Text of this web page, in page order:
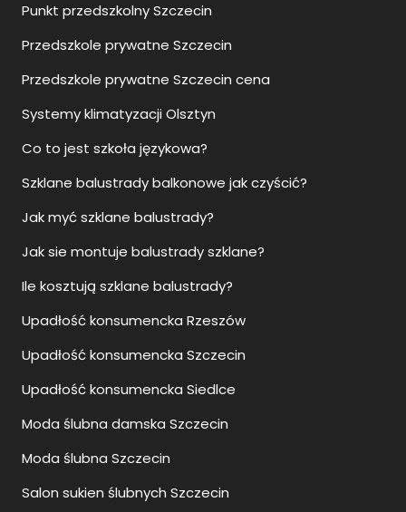
Punkt przedszkolny Szczecin
Przedszkole prywatne Szczecin
Przedszkole prywatne Szczecin cena
Systemy klimatyzacji Olsztyn
Co to jest szkoła językowa?
Szklane balustrady balkonowe jak czyścić?
Jak myć szklane balustrady?
Jak sie montuje balustrady szklane?
Ile kosztują szklane balustrady?
Upadłość konsumencka Rzeszów
Upadłość konsumencka Szczecin
Upadłość konsumencka Siedlce
Moda ślubna damska Szczecin
Moda ślubna Szczecin
Salon sukien ślubnych Szczecin